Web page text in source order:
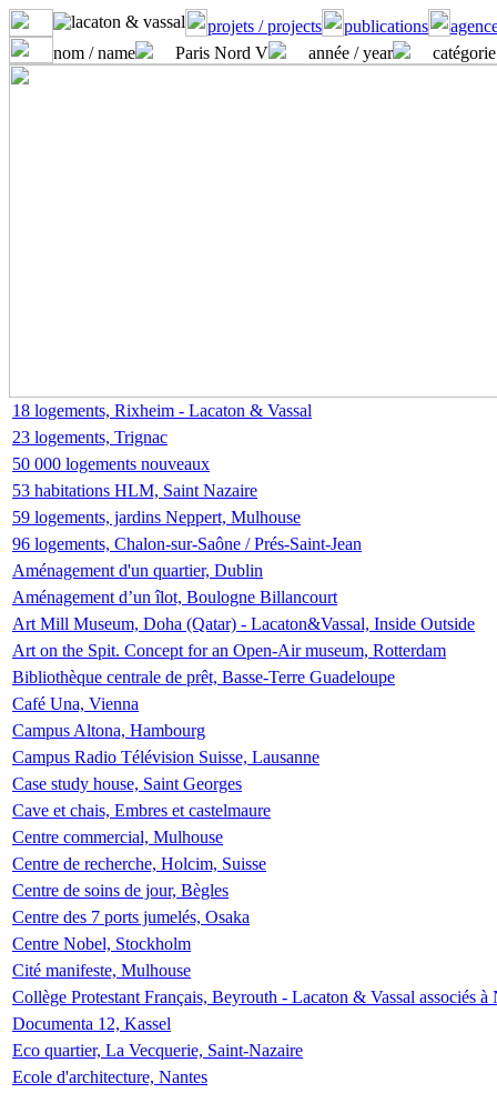
projets / projects publications
nom / name
Paris Nord V année / year
18 logements, Rixheim - Lacaton & Vassal
23 logements, Trignac
50 000 logements nouveaux
53 habitations HLM, Saint Nazaire
59 logements, jardins Neppert, Mulhouse
96 logements, Chalon-sur-Saône / Prés-Saint-Jean
Aménagement d'un quartier, Dublin
Aménagement d’un îlot, Boulogne Billancourt
Art Mill Museum, Doha (Qatar) - Lacaton&Vassal, Inside Outside
Art on the Spit. Concept for an Open-Air museum, Rotterdam
Bibliothèque centrale de prêt, Basse-Terre Guadeloupe
Café Una, Vienna
Campus Altona, Hambourg
Campus Radio Télévision Suisse, Lausanne
Case study house, Saint Georges
Cave et chais, Embres et castelmaure
Centre commercial, Mulhouse
Centre de recherche, Holcim, Suisse
Centre de soins de jour, Bègles
Centre des 7 ports jumelés, Osaka
Centre Nobel, Stockholm
Cité manifeste, Mulhouse
Collège Protestant Français, Beyrouth - Lacaton & Vassal associés
Documenta 12, Kassel
Eco quartier, La Vecquerie, Saint-Nazaire
Ecole d'architecture, Nantes